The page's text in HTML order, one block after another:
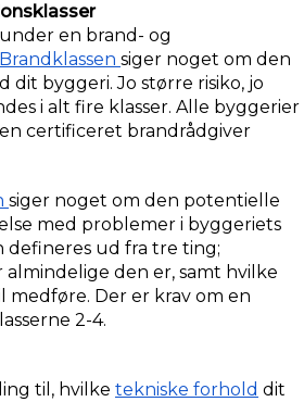
en brand- og
Brandklassen siger noget om den
dit byggeri. Jo større risiko, jo
i alt fire klasser. Alle byggerier
en certificeret brandrådgiver
siger noget om den potentielle
med problemer i byggeriets
defineres ud fra tre ting;
den er, samt hvilke
medføre. Der er krav om en
2-4.
til, hvilke tekniske forhold dit